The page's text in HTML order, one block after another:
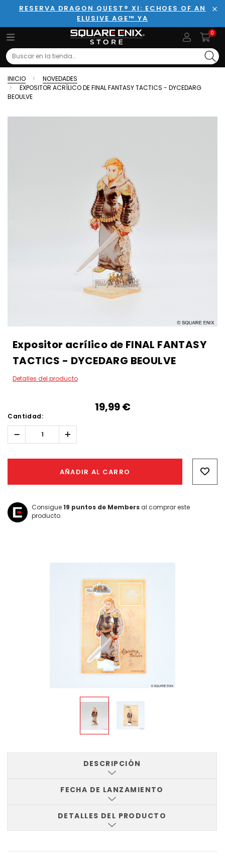
RESERVA DRAGON QUEST® XI: ECHOES OF AN
ELUSIVE AGE™ YA
0
Search
INICIO
NOVEDADES
EXPOSITOR ACRÍLICO DE FINAL FANTASY TACTICS - DYCEDARG
BEOULVE
Expositor acrílico de FINAL FANTASY
TACTICS - DYCEDARG BEOULVE
Detalles del producto
19,99‎ ‎€
Cantidad:
Reducir
cantidad:
Aumentar
la
cantidad:
AÑADIR AL CARRO
Consigue19 puntos de Membersal comprar este
producto.
DESCRIPCIÓN
FECHA DE LANZAMIENTO
DETALLES DEL PRODUCTO